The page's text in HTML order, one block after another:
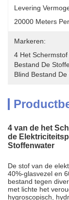
Levering
20000 Meters
Markeren:
4 Het
Bestand De
Blind Bestand
4 van de het
de
Stoffenwater
De stof van de
40%-glasvezel en
bestand tegen
met lichte het
hygroscopisch,